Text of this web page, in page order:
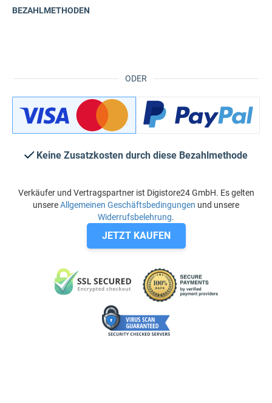
ODER
BEZAHLMETHODEN
Keine Zusatzkosten durch diese Bezahlmethode
Verkäufer und Vertragspartner ist Digistore24 GmbH. Es gelten
unsereAllgemeinen Geschäftsbedingungen und unsere
Widerrufsbelehrung.
JETZT KAUFEN